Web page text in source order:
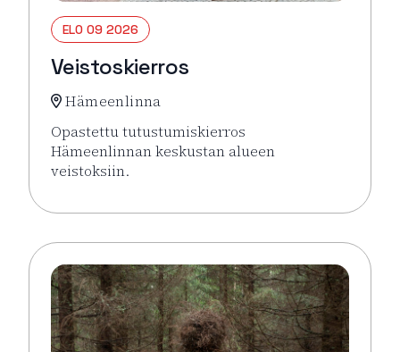
ELO 09 2026
Veistoskierros
Hämeenlinna
Opastettu tutustumiskierros
Hämeenlinnan keskustan alueen
veistoksiin.